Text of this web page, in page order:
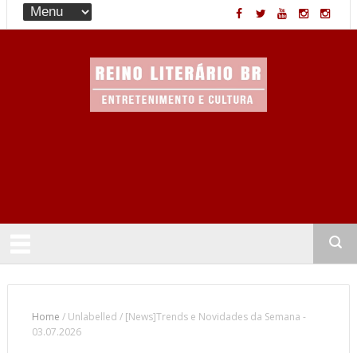
Home /Unlabelled / [News]Trends e Novidades da Semana -
03.07.2026